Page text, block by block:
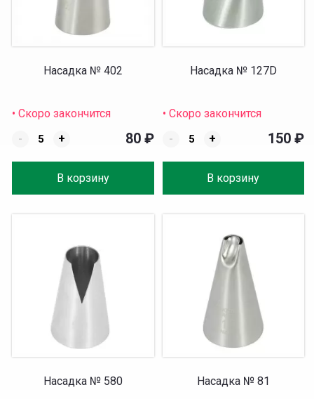
Насадка № 402
• Скоро закончится
-
+
В корзину
80 ₽
Насадка № 127D
• Скоро закончится
-
+
В корзину
150 ₽
Насадка № 580 Насадка № 81